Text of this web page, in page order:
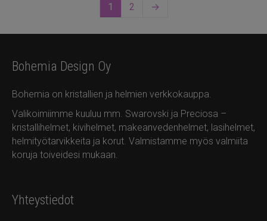
1 2 →
Bohemia Design Oy
Bohemia on kristallien ja helmien verkkokauppa.
Valikoimiimme kuuluu mm. Swarovski ja Preciosa –
kristallihelmet, kivihelmet, makeanvedenhelmet, lasihelmet,
helmityötarvikkeita ja korut. Valmistamme myös valmiita
koruja toiveidesi mukaan.
Yhteystiedot